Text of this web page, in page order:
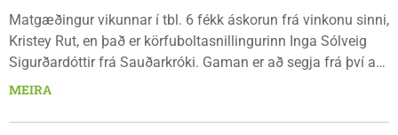
Matgæðingur vikunnar í tbl. 6 fékk áskorun frá vinkonu sinni,
Kristey Rut, en það er körfuboltasnillingurinn Inga Sólveig
Sigurðardóttir frá Sauðarkróki. Gaman er að segja frá því að
Inga Sólveig var nú á dögunum að skrifa undir samning við
kærastinn hennar, Almar Atli Ólafsson frá Litla-Felli á
MEIRA